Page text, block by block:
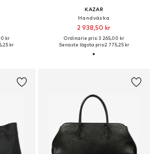
kr
kr
KAZAR
Handväska
2 938,50 kr
Ordinarie pris: 3 265,00 kr
Senaste lägsta pris:2 775,25 kr